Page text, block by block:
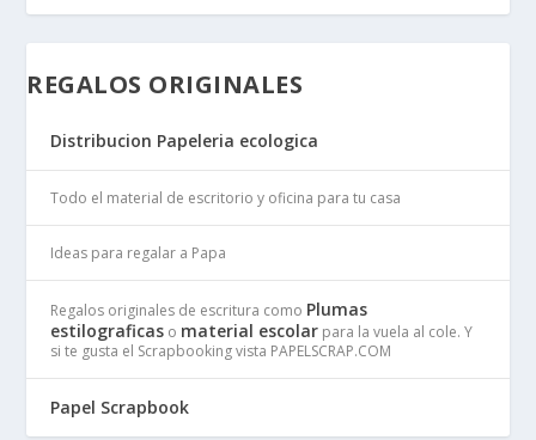
REGALOS ORIGINALES
Distribucion Papeleria ecologica
Todo el material de escritorio y oficina para tu casa
Ideas para regalar a Papa
Regalos originales de escritura como Plumas
estilograficas o material escolar para la vuela al cole. Y
si te gusta el Scrapbooking vista PAPELSCRAP.COM
Papel Scrapbook